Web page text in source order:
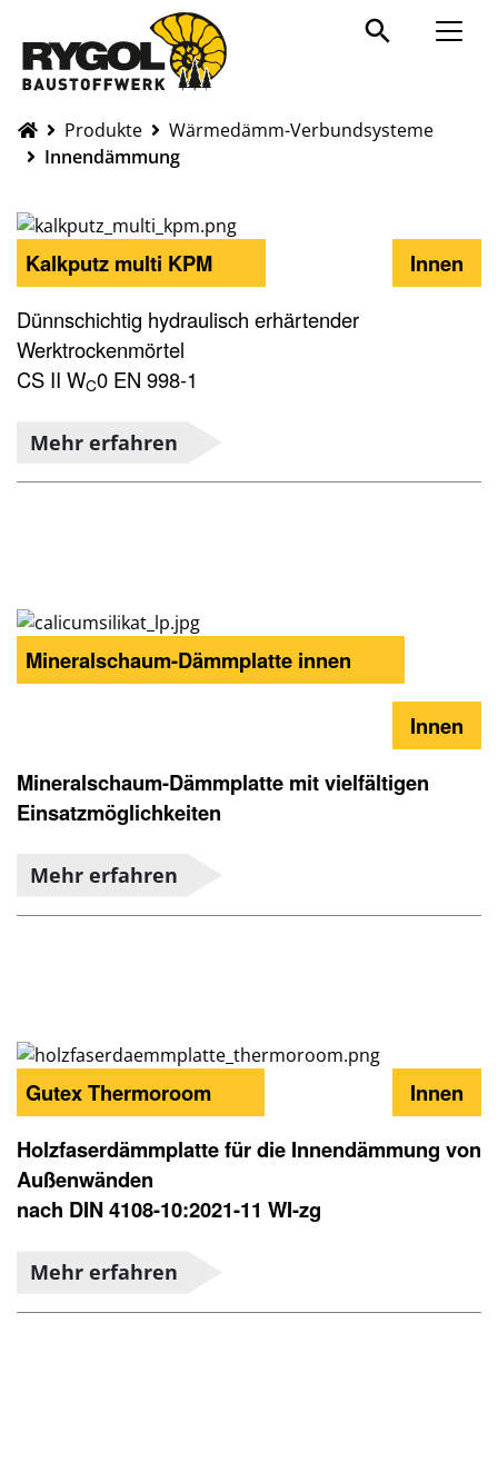
Produkte
Produkte
Wärmedämm-Verbundsysteme
Innendämmung
Kalkputz multi KPM Innen
Dünnschichtig hydraulisch erhärtender
Werktrockenmörtel
CS II WC0 EN 998-1
Mehr erfahren
Mineralschaum-Dämmplatte innen
Innen
Mineralschaum-Dämmplatte mit vielfältigen
Einsatzmöglichkeiten
Mehr erfahren
Gutex Thermoroom
Innen
Holzfaserdämmplatte für die Innendämmung von
Außenwänden
nach DIN 4108-10:2021-11 WI-zg
Mehr erfahren